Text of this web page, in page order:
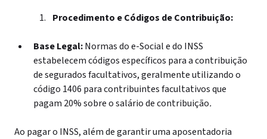
Procedimento e Códigos de Contribuição:
Base Legal:Normas do e-Social e do INSS
estabelecem códigos específicos para a contribuição
de segurados facultativos, geralmente utilizando o
código 1406 para contribuintes facultativos que
pagam 20% sobre o salário de contribuição.
Ao pagar o INSS, além de garantir uma aposentadoria